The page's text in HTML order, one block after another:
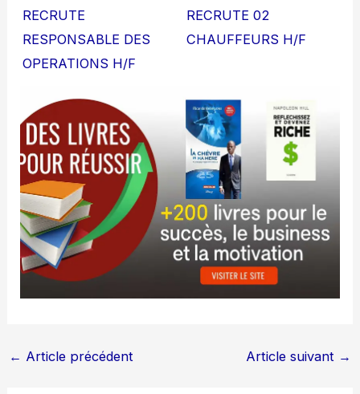
RECRUTE
RESPONSABLE DES
OPERATIONS H/F
RECRUTE 02
CHAUFFEURS H/F
← Article précédent Article suivant →